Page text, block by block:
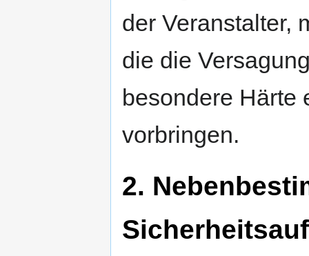
der Veranstalter,
die die
besondere Härte
vorbringen.
2.